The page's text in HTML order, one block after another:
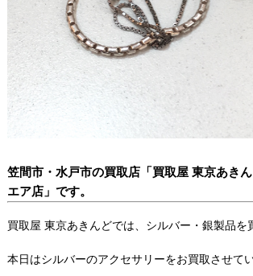
笠間市・水戸市の買取店「買取屋 東京あき
エア店」です。
買取屋 東京あきんどでは、シルバー・銀製品を
本日はシルバーのアクセサリーをお買取させて